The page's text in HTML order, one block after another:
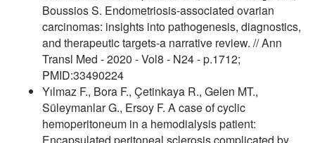
Boussios S. Endometriosis-associated ovarian
carcinomas: insights into pathogenesis, diagnostics,
and therapeutic targets-a narrative review. // Ann
Transl Med - 2020 - Vol8 - N24 - p.1712;
PMID:33490224
Yılmaz F., Bora F., Çetinkaya R., Gelen MT.,
Süleymanlar G., Ersoy F. A case of cyclic
hemoperitoneum in a hemodialysis patient:
Encapsulated peritoneal sclerosis complicated by